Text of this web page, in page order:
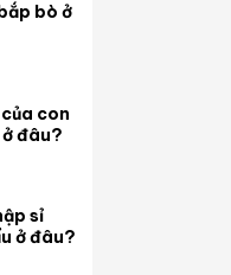
bò ở
con
đâu?
sỉ
ở đâu?